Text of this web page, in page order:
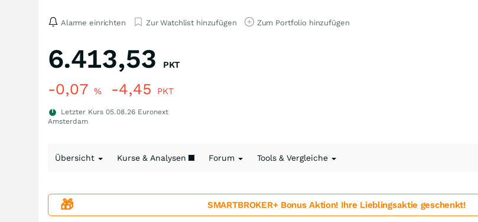
Alarme einrichten Zur Watchlist hinzufügen Zum Portfolio hinzufügen
6.413,53 PKT
-0,07 % -4,45 PKT
Letzter Kurs 05.08.26 Euronext
Amsterdam
Übersicht Kurse & Analysen Forum Tools & Vergleiche
🎁 SMARTBROKER+ Bonus Aktion! Ihre Lieblingsaktie geschenkt!